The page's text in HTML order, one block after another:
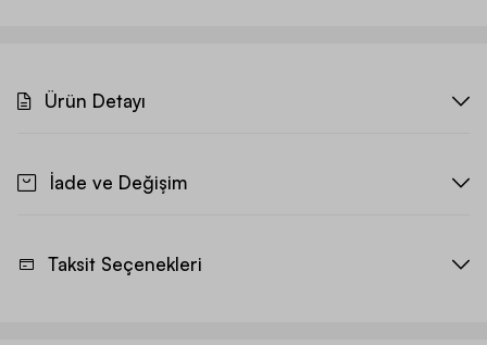
Ürün Detayı
İade ve Değişim
Taksit Seçenekleri